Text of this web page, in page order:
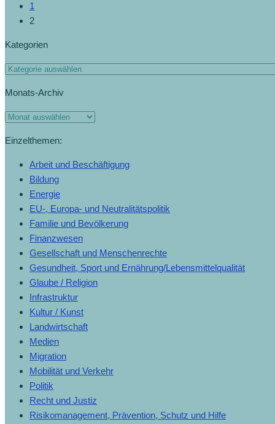
1
2
Kategorien
Monats-Archiv
Einzelthemen:
Arbeit und Beschäftigung
Bildung
Energie
EU-, Europa- und Neutralitätspolitik
Familie und Bevölkerung
Finanzwesen
Gesellschaft und Menschenrechte
Gesundheit, Sport und Ernährung/Lebensmittelqualität
Glaube / Religion
Infrastruktur
Kultur / Kunst
Landwirtschaft
Medien
Migration
Mobilität und Verkehr
Politik
Recht und Justiz
Risikomanagement, Prävention, Schutz und Hilfe